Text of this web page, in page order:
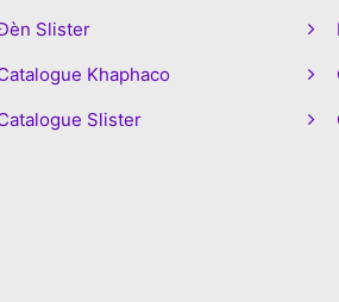
Slister
Khaphaco
Slister